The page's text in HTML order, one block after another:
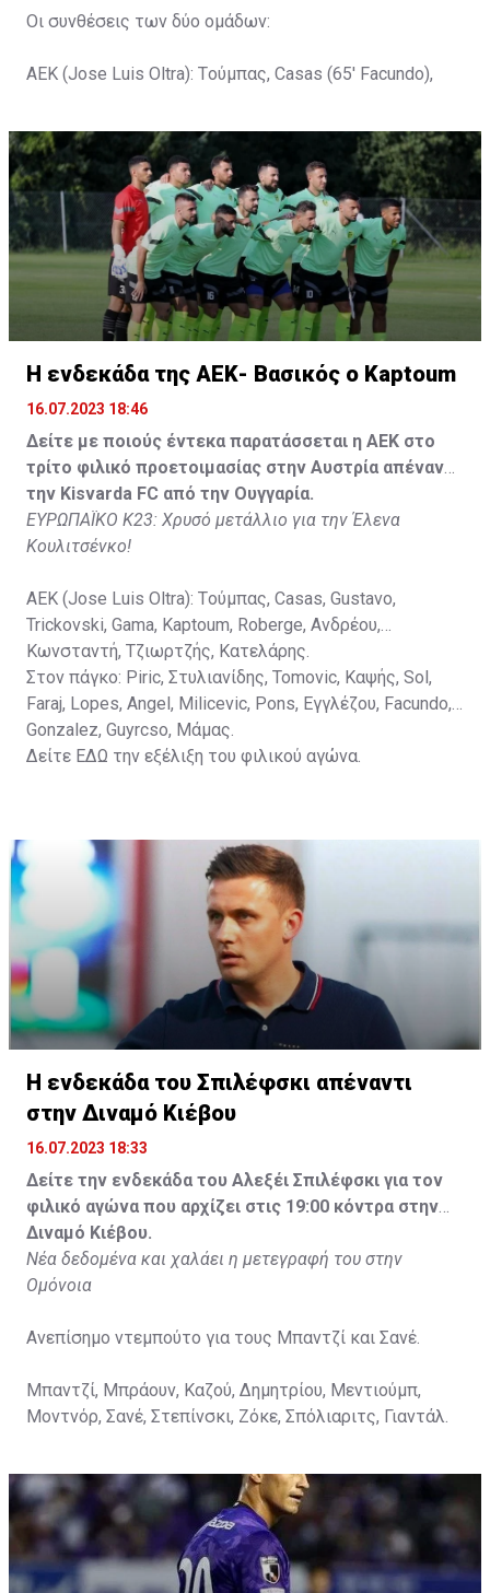
Οι συνθέσεις των δύο ομάδων:
ΑΕΚ (Jose Luis Oltra): Tούμπας, Casas (65' Facundo),
Gyurcso), Κaptoum (46' Καψής (65' Mάμας), Roberge (65'
Tomovic), Aνδρέου (65' Angel) , Κωνσταντή (65' Sol),
Τζιωρτζής (65' Faraj), Κατελάρης (65' Milicevic).
Στον πάγκο: Piric, Στυλιανίδης, Tomovic, Καψής, Sol,
Faraj, Lopes, Angel, Milicevic, Pons, Εγγλέζου, Facundo,
Gonzalez, Guyrcso, Μάμας.
Κisvarda FC (Milos Kruscic): Kovacs, Navratil, Raul, Szor,
Lippai, Alic, Kormendi, Makowski, Czekus, Ilievski,
Spasic.
Στον πάγκο: Petkovic, Cipetic, Kovasic, Jovicic, Szeles,
Vida, Otvos, Lucas, Camas, Mesanovic.
H ενδεκάδα της ΑΕΚ- Βασικός ο Kaptoum
16.07.2023 18:46
Δείτε με ποιούς έντεκα παρατάσσεται η ΑΕΚ στο
τρίτο φιλικό προετοιμασίας στην Αυστρία απέναντι
την Kisvarda FC από την Ουγγαρία.
ΕΥΡΩΠΑΪΚΟ Κ23: Χρυσό μετάλλιο για την Έλενα
Κουλιτσένκο!
ΑΕΚ (Jose Luis Oltra): Tούμπας, Casas, Gustavo,
Trickovski, Gama, Κaptoum, Roberge, Aνδρέου,
Κωνσταντή, Τζιωρτζής, Κατελάρης.
Στον πάγκο: Piric, Στυλιανίδης, Tomovic, Καψής, Sol,
Faraj, Lopes, Angel, Milicevic, Pons, Εγγλέζου, Facundo,
Gonzalez, Guyrcso, Μάμας.
Δείτε ΕΔΩ την εξέλιξη του φιλικού αγώνα.
Η ενδεκάδα του Σπιλέφσκι απέναντι
στην Διναμό Κιέβου
16.07.2023 18:33
Δείτε την ενδεκάδα του Αλεξέι Σπιλέφσκι για τον
φιλικό αγώνα που αρχίζει στις 19:00 κόντρα στην
Διναμό Κιέβου.
Νέα δεδομένα και χαλάει η μετεγραφή του στην
Ομόνοια
Ανεπίσημο ντεμπούτο για τους Μπαντζί και Σανέ.
Μπαντζί, Μπράουν, Καζού, Δημητρίου, Μεντιούμπ,
Μοντνόρ, Σανέ, Στεπίνσκι, Ζόκε, Σπόλιαριτς, Γιαντάλ.